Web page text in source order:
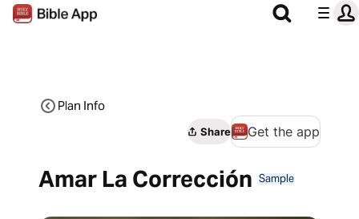
Plan Info
Share Get the app
Amar La Corrección Sample